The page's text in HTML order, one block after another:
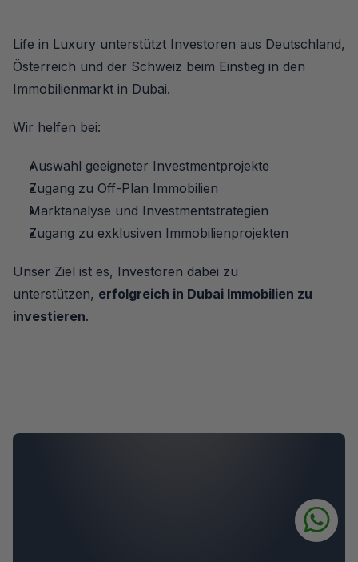
Life in Luxury unterstützt Investoren aus Deutschland,
Österreich und der Schweiz beim Einstieg in den
Immobilienmarkt in Dubai.
Wir helfen bei:
Auswahl geeigneter Investmentprojekte
Zugang zu Off-Plan Immobilien
Marktanalyse und Investmentstrategien
Zugang zu exklusiven Immobilienprojekten
Unser Ziel ist es, Investoren dabei zu
unterstützen, erfolgreich in Dubai Immobilien zu
investieren.